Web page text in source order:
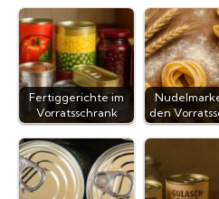
Fertiggerichte im
Vorratsschrank
den